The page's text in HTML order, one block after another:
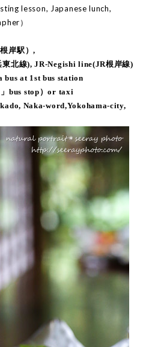
lesson, Japanese lunch,
）
岸駅）,
北線), JR-Negishi line(JR根岸線)
bus at 1st bus station
bus stop）or taxi
Naka-word,Yokohama-city,